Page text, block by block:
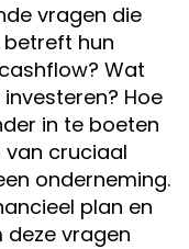
vragen die
betreft hun
Wat
Hoe
in te boeten
van cruciaal
onderneming.
plan en
vragen